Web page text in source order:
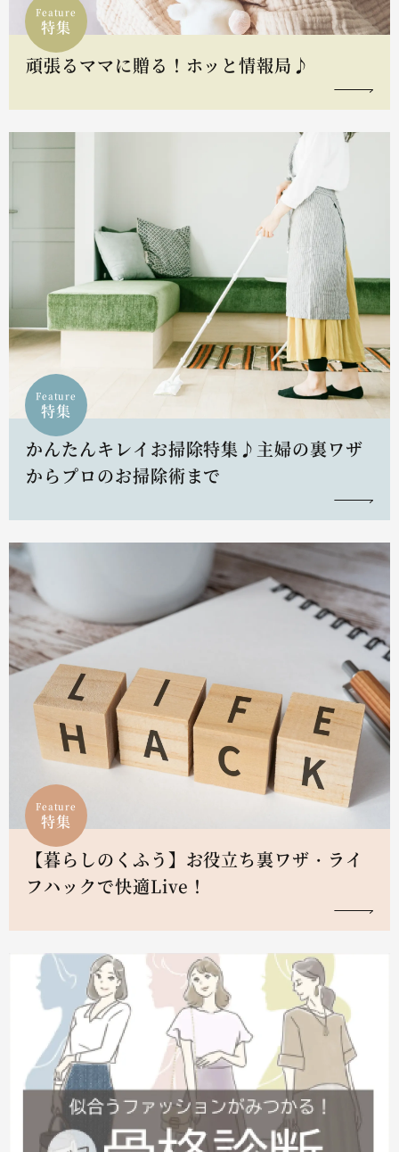
Feature
特集
頑張るママに贈る！ホッと情報局♪
Feature
特集
かんたんキレイお掃除特集♪主婦の裏ワザ
からプロのお掃除術まで
Feature
特集
【暮らしのくふう】お役立ち裏ワザ・ライ
フハックで快適Live！